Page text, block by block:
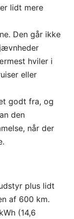
lidt mere
Den går ikke
hviler i
eller
godt fra, og
den
når der
plus lidt
af 600 km.
(14,6